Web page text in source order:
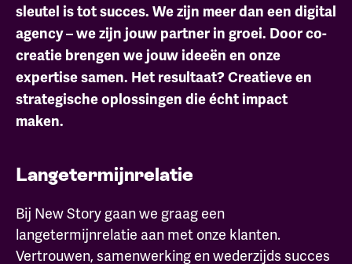
sleutel is tot succes. We zijn meer dan een digital
agency – we zijn jouw partner in groei. Door co-
creatie brengen we jouw ideeën en onze
expertise samen. Het resultaat? Creatieve en
strategische oplossingen die écht impact
maken.
Langetermijnrelatie
Bij New Story gaan we graag een
langetermijnrelatie aan met onze klanten.
Vertrouwen, samenwerking en wederzijds succes